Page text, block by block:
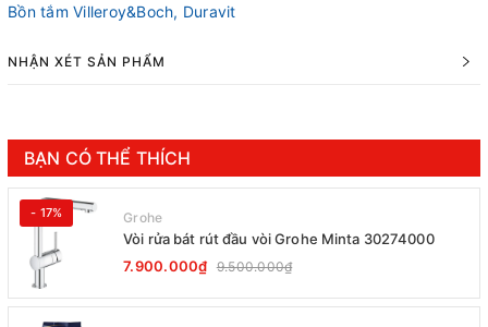
Bồn tắm Villeroy&Boch, Duravit
NHẬN XÉT SẢN PHẨM
BẠN CÓ THỂ THÍCH
- 17% Grohe
Vòi rửa bát rút đầu vòi Grohe Minta 30274000
7.900.000₫ 9.500.000₫